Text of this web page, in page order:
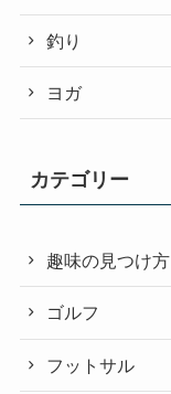
釣り
ヨガ
カテゴリー
趣味の見つけ方
ゴルフ
フットサル